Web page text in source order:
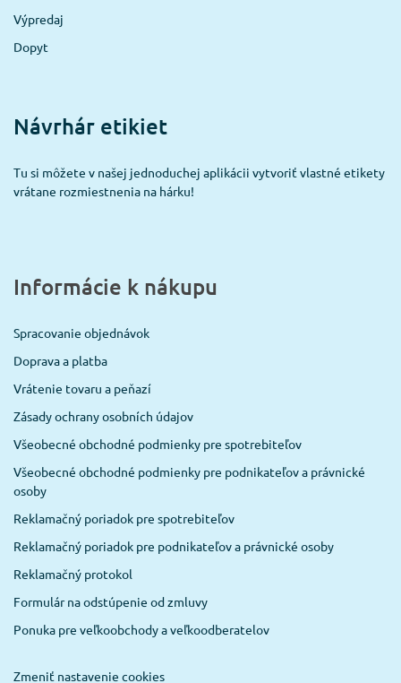
Výpredaj
Dopyt
Návrhár etikiet
Tu si môžete v našej jednoduchej aplikácii vytvoriť vlastné etikety
vrátane rozmiestnenia na hárku!
Informácie k nákupu
Spracovanie objednávok
Doprava a platba
Vrátenie tovaru a peňazí
Zásady ochrany osobních údajov
Všeobecné obchodné podmienky pre spotrebiteľov
Všeobecné obchodné podmienky pre podnikateľov a právnické
osoby
Reklamačný poriadok pre spotrebiteľov
Reklamačný poriadok pre podnikateľov a právnické osoby
Reklamačný protokol
Formulár na odstúpenie od zmluvy
Ponuka pre veľkoobchody a veľkoodberatelov
Zmeniť nastavenie cookies